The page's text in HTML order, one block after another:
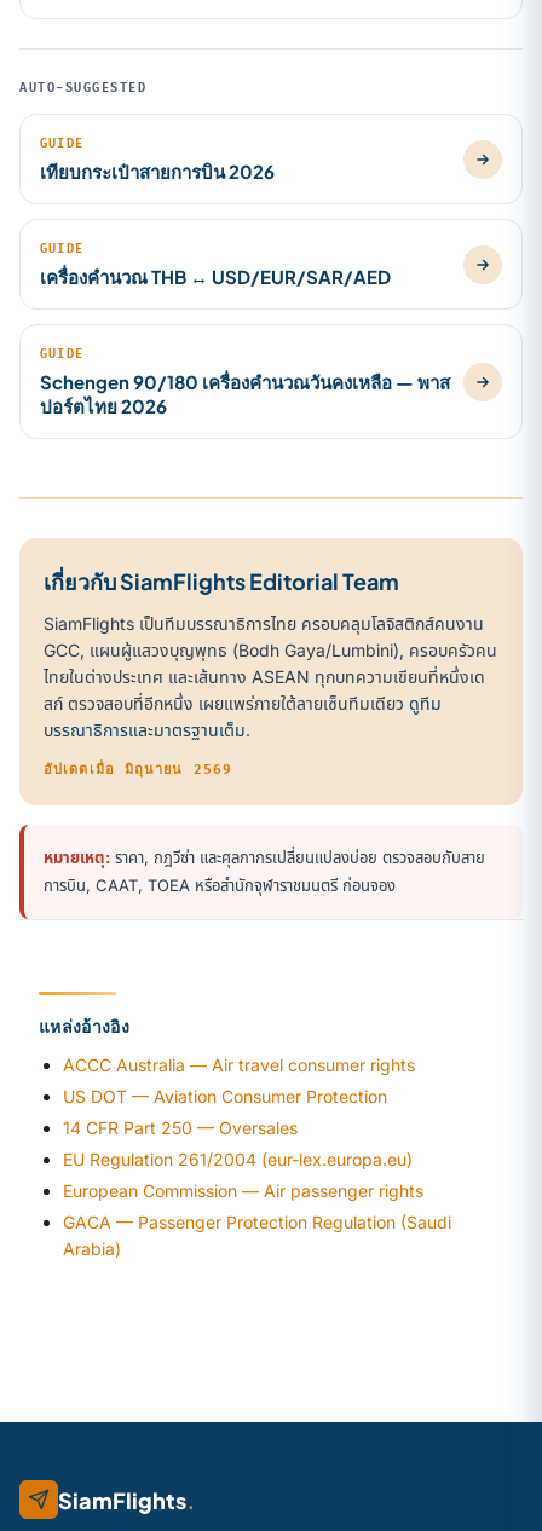
AUTO-SUGGESTED
GUIDE
เทียบกระเป๋าสายการบิน 2026
GUIDE
เครื่องคำนวณ THB ↔ USD/EUR/SAR/AED
GUIDE
Schengen 90/180 เครื่องคำนวณวันคงเหลือ — พาส
ปอร์ตไทย 2026
เกี่ยวกับ SiamFlights Editorial Team
SiamFlights เป็นทีมบรรณาธิการไทย ครอบคลุมโลจิสติกส์คนงาน
GCC, แผนผู้แสวงบุญพุทธ (Bodh Gaya/Lumbini), ครอบครัวคน
ไทยในต่างประเทศ และเส้นทาง ASEAN ทุกบทความเขียนที่หนึ่งเด
สก์ ตรวจสอบที่อีกหนึ่ง เผยแพร่ภายใต้ลายเซ็นทีมเดียว ดูทีม
บรรณาธิการและมาตรฐานเต็ม.
อัปเดตเมื่อ มิถุนายน 2569
หมายเหตุ: ราคา, กฎวีซ่า และศุลกากรเปลี่ยนแปลงบ่อย ตรวจสอบกับสาย
การบิน, CAAT, TOEA หรือสำนักจุฬาราชมนตรี ก่อนจอง
แหล่งอ้างอิง
ACCC Australia — Air travel consumer rights
US DOT — Aviation Consumer Protection
14 CFR Part 250 — Oversales
EU Regulation 261/2004 (eur-lex.europa.eu)
European Commission — Air passenger rights
GACA — Passenger Protection Regulation (Saudi
Arabia)
SiamFlights.